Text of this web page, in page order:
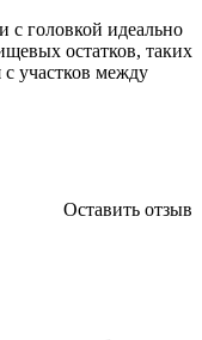
с головкой идеально
остатков, таких
участков между
Оставить отзыв